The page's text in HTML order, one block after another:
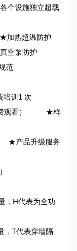
施独立超载
热超温防护
泵防护
范
1 次
免费观看） ★样
产品升级服务
，H代表为全功
，T代表穿墙隔